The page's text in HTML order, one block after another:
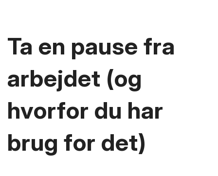
Ta en pause fra
arbejdet (og
hvorfor du har
brug for det)